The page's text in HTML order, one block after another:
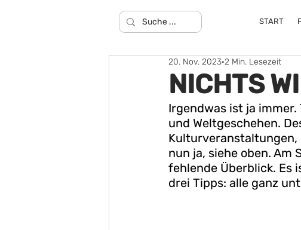
START
NICHTS
20. Nov. 2023 2 Min. Lesezeit
Irgendwas ist ja
und Weltgeschehen.
Kulturveranstaltungen,
nun ja, siehe oben. Am
fehlende Überblick. Es
drei Tipps: alle ganz